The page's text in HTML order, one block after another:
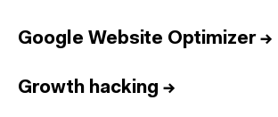
Google Website Optimizer→
Growth hacking →